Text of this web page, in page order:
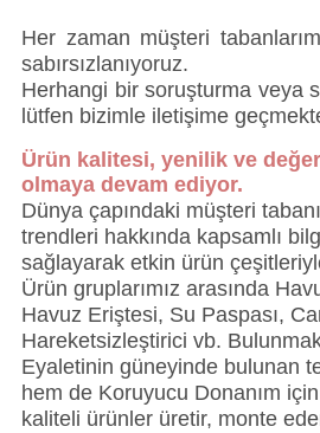
Her zaman müşteri
sabırsızlanıyoruz.
Herhangi bir soruşturma veya
lütfen bizimle iletişime
Ürün kalitesi, yenilik ve
olmaya devam ediyor.
Dünya çapındaki müşteri
trendleri hakkında kapsamlı
sağlayarak etkin ürün
Ürün gruplarımız arasında
Havuz Eriştesi, Su Paspası,
Hareketsizleştirici vb.
Eyaletinin güneyinde bulunan
hem de Koruyucu Donanım
kaliteli ürünler üretir, monte